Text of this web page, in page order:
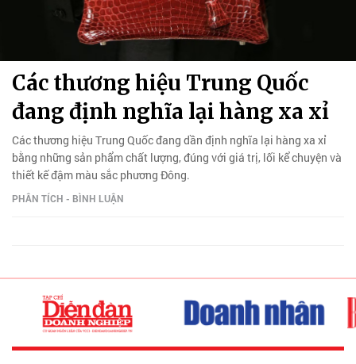
Các thương hiệu Trung Quốc
đang định nghĩa lại hàng xa xỉ
Các thương hiệu Trung Quốc đang dần định nghĩa lại hàng xa xỉ
bằng những sản phẩm chất lượng, đúng với giá trị, lối kể chuyện và
thiết kế đậm màu sắc phương Đông.
PHÂN TÍCH - BÌNH LUẬN